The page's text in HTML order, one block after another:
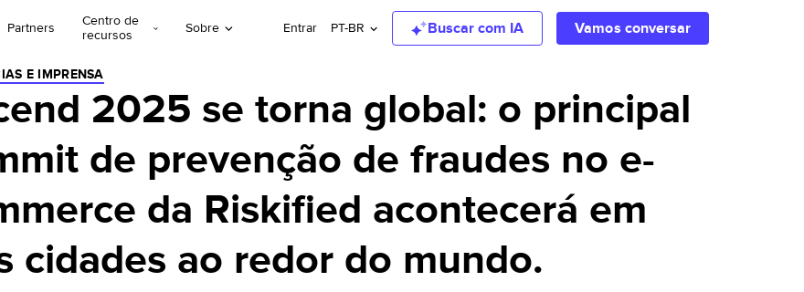
Partners
Centro de
recursos
Sobre Entrar PT-BR Buscar com IA Vamos conversar
E IMPRENSA
2025 se torna global: o principal
de prevenção de fraudes no e-
da Riskified acontecerá em
cidades ao redor do mundo.